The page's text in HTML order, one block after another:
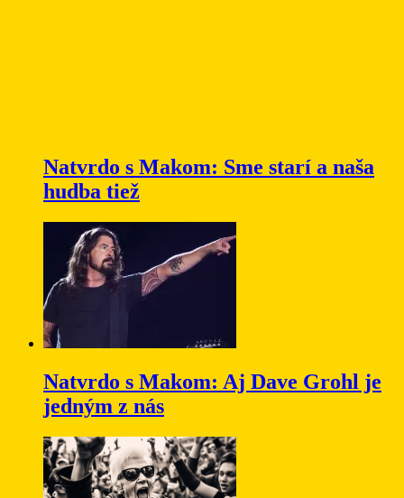
Natvrdo s Makom: Sme starí a naša
hudba tiež
Natvrdo s Makom: Aj Dave Grohl je
jedným z nás